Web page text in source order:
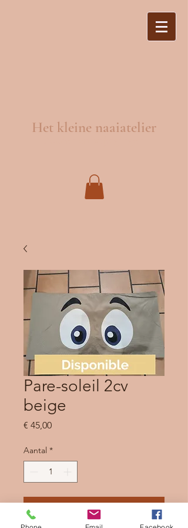
Het kleine naaiatelier
Pare-soleil 2cv
beige
€ 45,00Prijs
Aantal *
In winkelwagen